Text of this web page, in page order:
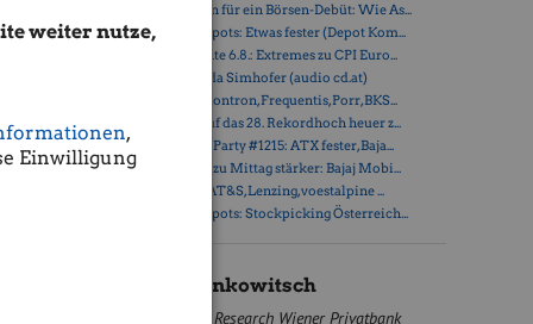
weiter nutze,
,
Einwilligung
den
USA und
etwa die
die
ihre
stark
» Zehn Vokabeln für ein Börsen-Debüt: Wie As...
» Österreich-Depots: Etwas fester (Depot Kom...
» Börsegeschichte 6.8.: Extremes zu CPI Euro...
» Nachlese: Linda Simhofer (audio cd.at)
» PIR-News zu Kontron, Frequentis, Porr, BKS...
» ATX steuert auf das 28. Rekordhoch heuer z...
» Wiener Börse Party #1215: ATX fester, Baja...
» Wiener Börse zu Mittag stärker: Bajaj Mobi...
» ATX-Trends: AT&S, Lenzing, voestalpine ...
» Österreich-Depots: Stockpicking Österreich...
Mario Tunkowitsch
Research Wiener Privatbank